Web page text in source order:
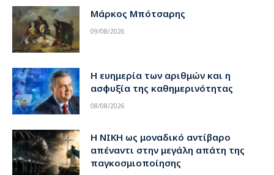
Μάρκος Μπότσαρης
09/08/2026
Η ευημερία των αριθμών και η
ασφυξία της καθημερινότητας
08/08/2026
Η ΝΙΚΗ ως μοναδικό αντίβαρο
απέναντι στην μεγάλη απάτη της
παγκοσμιοποίησης